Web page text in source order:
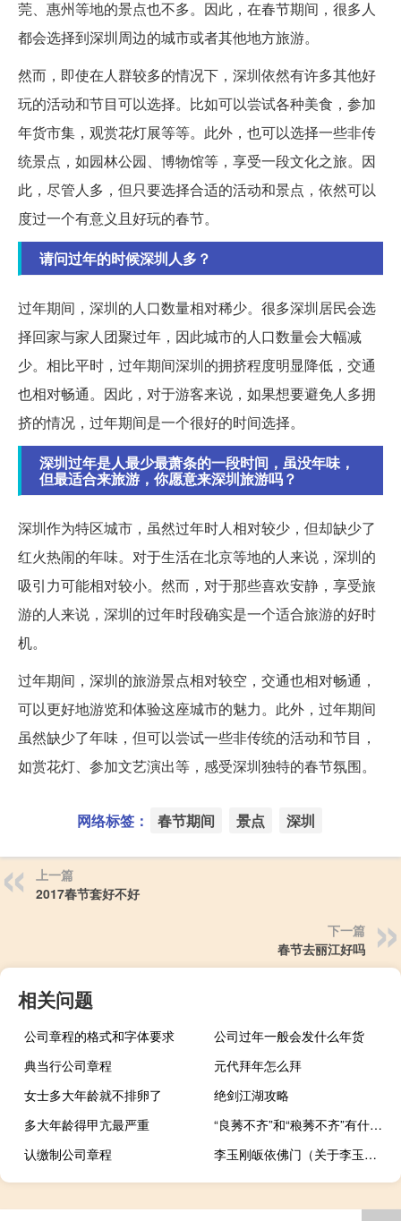
莞、惠州等地的景点也不多。因此，在春节期间，很多人
都会选择到深圳周边的城市或者其他地方旅游。
然而，即使在人群较多的情况下，深圳依然有许多其他好
玩的活动和节目可以选择。比如可以尝试各种美食，参加
年货市集，观赏花灯展等等。此外，也可以选择一些非传
统景点，如园林公园、博物馆等，享受一段文化之旅。因
此，尽管人多，但只要选择合适的活动和景点，依然可以
度过一个有意义且好玩的春节。
请问过年的时候深圳人多？
过年期间，深圳的人口数量相对稀少。很多深圳居民会选
择回家与家人团聚过年，因此城市的人口数量会大幅减
少。相比平时，过年期间深圳的拥挤程度明显降低，交通
也相对畅通。因此，对于游客来说，如果想要避免人多拥
挤的情况，过年期间是一个很好的时间选择。
深圳过年是人最少最萧条的一段时间，虽没年味，
但最适合来旅游，你愿意来深圳旅游吗？
深圳作为特区城市，虽然过年时人相对较少，但却缺少了
红火热闹的年味。对于生活在北京等地的人来说，深圳的
吸引力可能相对较小。然而，对于那些喜欢安静，享受旅
游的人来说，深圳的过年时段确实是一个适合旅游的好时
机。
过年期间，深圳的旅游景点相对较空，交通也相对畅通，
可以更好地游览和体验这座城市的魅力。此外，过年期间
虽然缺少了年味，但可以尝试一些非传统的活动和节目，
如赏花灯、参加文艺演出等，感受深圳独特的春节氛围。
网络标签： 春节期间 景点 深圳
上一篇
2017春节套好不好
下一篇
春节去丽江好吗
相关问题
公司章程的格式和字体要求
公司过年一般会发什么年货
典当行公司章程
元代拜年怎么拜
女士多大年龄就不排卵了
绝剑江湖攻略
多大年龄得甲亢最严重
“良莠不齐”和“稂莠不齐”有什么差别
认缴制公司章程
李玉刚皈依佛门（关于李玉刚皈依佛门的介绍）